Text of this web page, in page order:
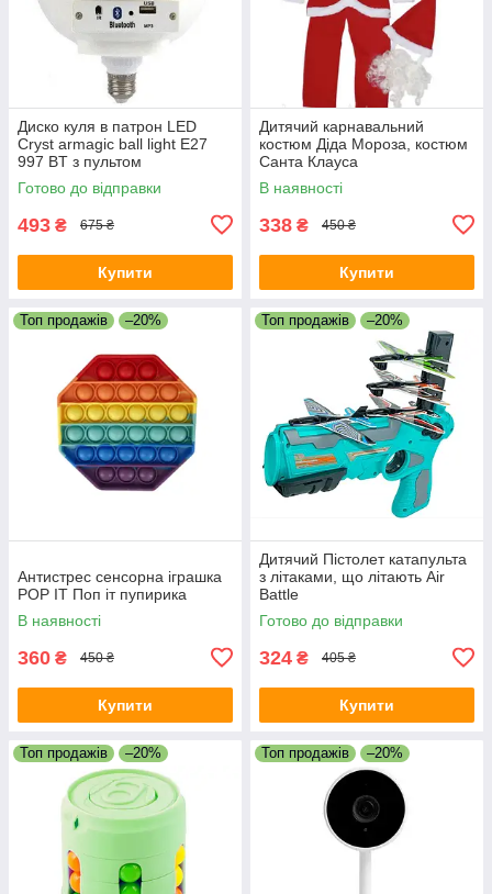
Диско куля в патрон LED
Cryst armagic ball light E27
997 BT з пультом
Готово до відправки
493 ₴ 675 ₴
Купити
Дитячий карнавальний
костюм Діда Мороза, костюм
Санта Клауса
В наявності
338 ₴ 450 ₴
Купити
Топ продажів –20%
Антистрес сенсорна іграшка
POP IT Поп іт пупирика
В наявності
360 ₴ 450 ₴
Купити
Топ продажів –20%
Дитячий Пістолет катапульта
з літаками, що літають Air
Battle
Готово до відправки
324 ₴ 405 ₴
Купити
Топ продажів –20% Топ продажів –20%